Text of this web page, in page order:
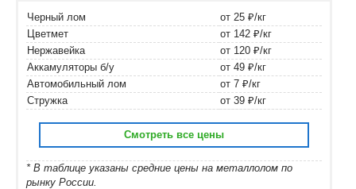
Черный лом
от 25 ₽/кг
Цветмет
от 142 ₽/кг
Нержавейка
от 120 ₽/кг
Аккамуляторы б/у
от 49 ₽/кг
Автомобильный лом
от 7 ₽/кг
Стружка
от 39 ₽/кг
Смотреть все цены
* В таблице указаны средние цены на металлолом по
рынку России.